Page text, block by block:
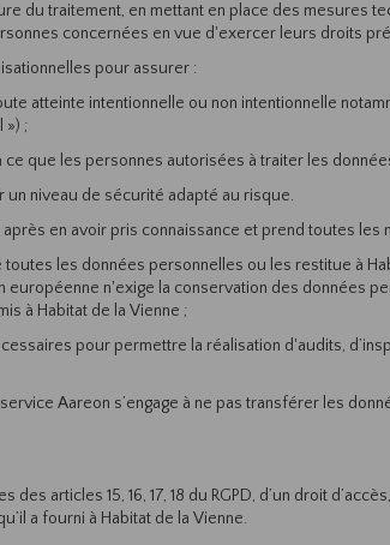
du traitement, en mettant en place des mesures
concernées en vue d'exercer leurs droits
pour assurer :
atteinte intentionnelle ou non intentionnelle
») ;
que les personnes autorisées à traiter les
niveau de sécurité adapté au risque.
en avoir pris connaissance et prend toutes
toutes les données personnelles ou les restitue à
européenne n'exige la conservation des données
à Habitat de la Vienne ;
pour permettre la réalisation d'audits,
Aareon s’engage à ne pas transférer les
articles 15, 16, 17, 18 du RGPD, d’un droit
a fourni à Habitat de la Vienne.